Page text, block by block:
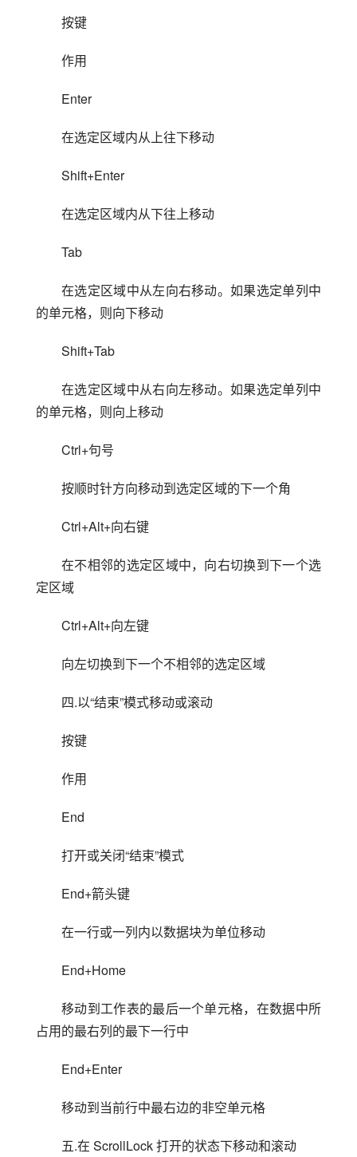
按键
作用
Enter
在选定区域内从上往下移动
Shift+Enter
在选定区域内从下往上移动
Tab
在选定区域中从左向右移动。如果选定单列中
的单元格，则向下移动
Shift+Tab
在选定区域中从右向左移动。如果选定单列中
的单元格，则向上移动
Ctrl+句号
按顺时针方向移动到选定区域的下一个角
Ctrl+Alt+向右键
在不相邻的选定区域中，向右切换到下一个选
定区域
Ctrl+Alt+向左键
向左切换到下一个不相邻的选定区域
四.以“结束”模式移动或滚动
按键
作用
End
打开或关闭“结束”模式
End+箭头键
在一行或一列内以数据块为单位移动
End+Home
移动到工作表的最后一个单元格，在数据中所
占用的最右列的最下一行中
End+Enter
移动到当前行中最右边的非空单元格
五.在 ScrollLock 打开的状态下移动和滚动